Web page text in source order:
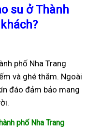
su ở Thành
phố Nha Trang
và ghé thăm. Ngoài
đáo đảm bảo mang
phố Nha Trang